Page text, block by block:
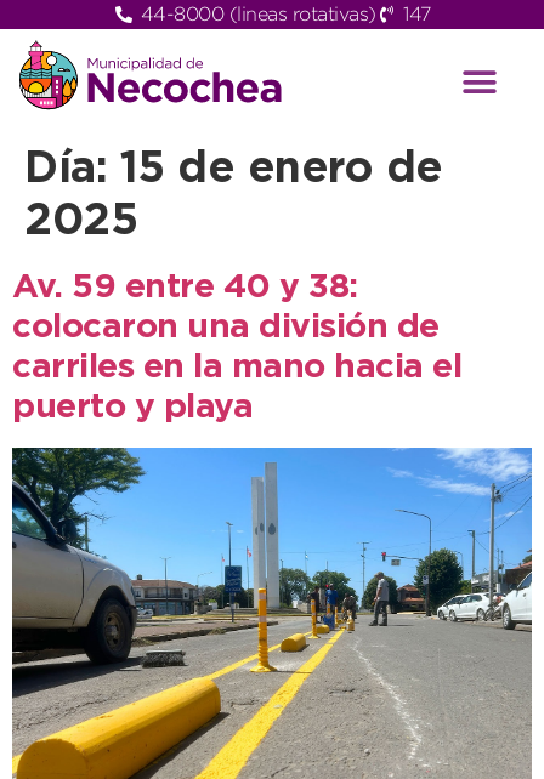
44-8000 (lineas rotativas) 147
Día: 15 de enero de
2025
Av. 59 entre 40 y 38:
colocaron una división de
carriles en la mano hacia el
puerto y playa